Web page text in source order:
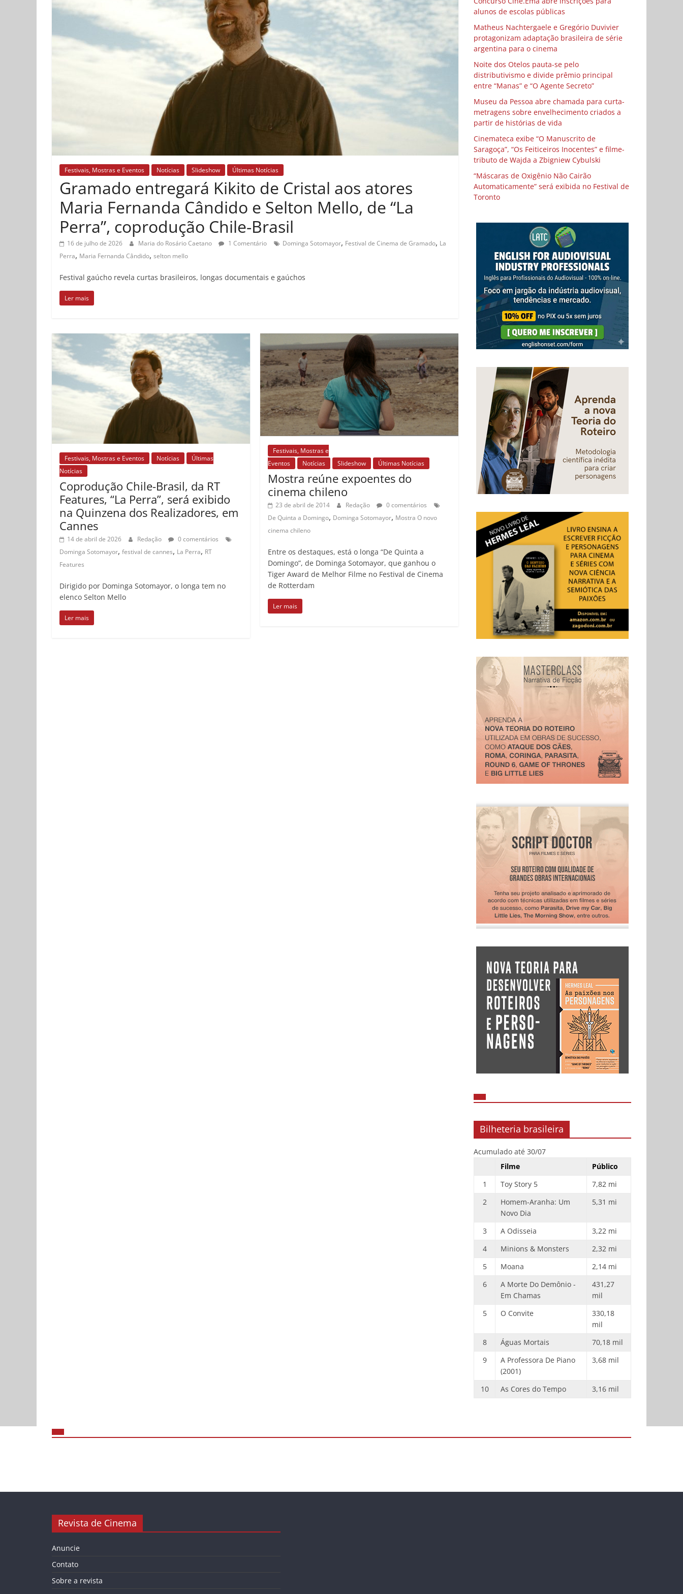
Festivais, Mostras e Eventos Notícias Slideshow Últimas Notícias
Gramado entregará Kikito de Cristal aos atores
Maria Fernanda Cândido e Selton Mello, de “La
Perra”, coprodução Chile-Brasil
16 de julho de 2026 Maria do Rosário Caetano 1 Comentário Dominga Sotomayor, Festival de Cinema de Gramado, La
Perra, Maria Fernanda Cândido, selton mello
Festival gaúcho revela curtas brasileiros, longas documentais e gaúchos
Ler mais
Festivais, Mostras e Eventos Notícias
Últimas
Notícias
Coprodução Chile-Brasil, da RT
Features, “La Perra”, será exibido
na Quinzena dos Realizadores, em
Cannes
14 de abril de 2026 Redação
0 comentários
Dominga Sotomayor, festival de cannes, La Perra, RT
Features
Dirigido por Dominga Sotomayor, o longa tem no
elenco Selton Mello
Ler mais
Festivais, Mostras e
Eventos
Notícias Slideshow Últimas Notícias
Mostra reúne expoentes do
cinema chileno
23 de abril de 2014 Redação
0 comentários
De Quinta a Domingo, Dominga Sotomayor, Mostra O novo
cinema chileno
Entre os destaques, está o longa “De Quinta a
Domingo”, de Dominga Sotomayor, que ganhou o
Tiger Award de Melhor Filme no Festival de Cinema
de Rotterdam
Ler mais
alunos de escolas públicas
Matheus Nachtergaele e Gregório Duvivier
protagonizam adaptação brasileira de série
argentina para o cinema
Noite dos Otelos pauta-se pelo
distributivismo e divide prêmio principal
entre “Manas” e “O Agente Secreto”
Museu da Pessoa abre chamada para curta-
metragens sobre envelhecimento criados a
partir de histórias de vida
Cinemateca exibe “O Manuscrito de
Saragoça”, “Os Feiticeiros Inocentes” e filme-
tributo de Wajda a Zbigniew Cybulski
“Máscaras de Oxigênio Não Cairão
Automaticamente” será exibida no Festival de
Toronto
Bilheteria brasileira
Acumulado até 30/07
Filme
Público
1
Toy Story 5
7,82 mi
2
Homem-Aranha: Um
Novo Dia
5,31 mi
3 A Odisseia
3,22 mi
4
Minions & Monsters
2,32 mi
5
Moana
2,14 mi
6
A Morte Do Demônio -
Em Chamas
431,27
mil
5
O Convite
330,18
mil
8
Águas Mortais
70,18 mil
9
A Professora De Piano
(2001)
3,68 mil
10 As Cores do Tempo 3,16 mil
Revista de Cinema
Anuncie
Contato
Sobre a revista